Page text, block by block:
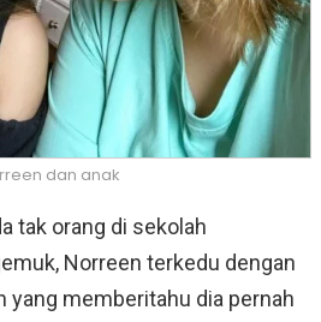
dan anak
tak orang di sekolah
Norreen terkedu dengan
yang memberitahu dia pernah